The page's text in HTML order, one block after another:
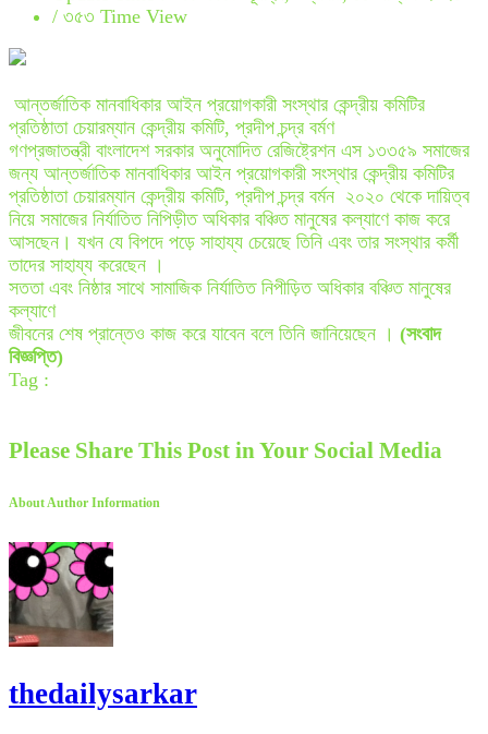
/ ৩৫৩ Time View
আন্তর্জাতিক মানবাধিকার আইন প্রয়োগকারী সংস্থার কেন্দ্রীয় কমিটির
প্রতিষ্ঠাতা চেয়ারম্যান কেন্দ্রীয় কমিটি, প্রদীপ চন্দ্র বর্মণ
গণপ্রজাতন্ত্রী বাংলাদেশ সরকার অনুমোদিত রেজিষ্ট্রেশন এস ১৩৩৫৯ সমাজের
জন্য আন্তর্জাতিক মানবাধিকার আইন প্রয়োগকারী সংস্থার কেন্দ্রীয় কমিটির
প্রতিষ্ঠাতা চেয়ারম্যান কেন্দ্রীয় কমিটি, প্রদীপ চন্দ্র বর্মন ২০২০ থেকে দায়িত্ব
নিয়ে সমাজের নির্যাতিত নিপিড়ীত অধিকার বঞ্চিত মানুষের কল্যাণে কাজ করে
আসছেন। যখন যে বিপদে পড়ে সাহায্য চেয়েছে তিনি এবং তার সংস্থার কর্মী
তাদের সাহায্য করেছেন ।
সততা এবং নিষ্ঠার সাথে সামাজিক নির্যাতিত নিপীড়িত অধিকার বঞ্চিত মানুষের
কল্যাণে
জীবনের শেষ প্রান্তেও কাজ করে যাবেন বলে তিনি জানিয়েছেন । (সংবাদ
বিজ্ঞপ্তি)
Tag :
Please Share This Post in Your Social Media
About Author Information
thedailysarkar